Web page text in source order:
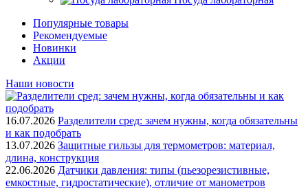
Популярные товары
Рекомендуемые
Новинки
Акции
Наши новости
16.07.2026 Разделители сред: зачем нужны, когда обязательны
и как подобрать
13.07.2026 Защитные гильзы для термометров: материал,
длина, конструкция
22.06.2026 Датчики давления: типы (пьезорезистивные,
емкостные, гидростатические), отличие от манометров